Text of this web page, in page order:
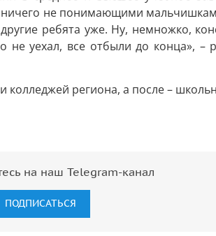
не понимающими
ребята уже. Ну, немножко,
уехал, все отбыли до конца», –
региона, а после –
на наш Telegram-канал
ПОДПИСАТЬСЯ